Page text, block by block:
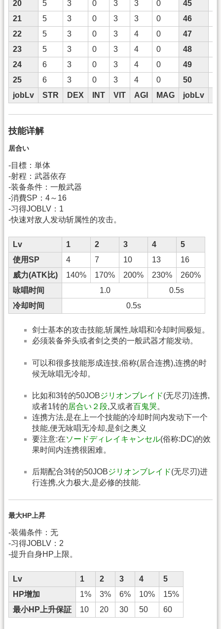
20
5 3 0 3 3 0 45
21
5 3 0 3 3 0 46
22
5 3 0 3 4 0 47
23
5 3 0 3 4 0 48
24
6 3 0 3 4 0 49
25
6 3 0 3 4 0 50
jobLv
STR DEX INT VIT AGI MAG jobLv
技能详解
居合い
-目標：単体
-射程：武器依存
-装备条件：一般武器
-消費SP：4～16
-习得JOBLV：1
-快速对敌人发动斩属性的攻击。
Lv 1 2 3 4
5
使用SP
4 7 10 13
16
威力(ATK比)
140% 170% 200% 230%
260%
咏唱时间
1.0
0.5s
冷却时间
0.5s
剑士基本的攻击技能,斩属性,咏唱和冷却时间极短。
必须装备斧头或者剑之类的一般武器才能发动。
可以和很多技能形成连技,俗称(居合连携),连携的时
候无咏唱无冷却。
比如和3转的50JOBジリオンブレイド(无尽刃)连携,
或者1转的居合い２段,又或者百鬼哭。
连携方法,是在上一个技能的冷却时间内发动下一个
技能,便无咏唱无冷却,是剑之奥义
要注意:在ソードディレイキャンセル(俗称:DC)的效
果时间内连携很困难。
后期配合3转的50JOBジリオンブレイド(无尽刃)进
行连携,火力极大,是必修的技能.
最大HP上昇
-装備条件：无
-习得JOBLV：2
-提升自身HP上限。
Lv 1 2 3 4
5
HP增加
1% 3% 6% 10%
15%
最小HP上升保証
10 20 30 50 60